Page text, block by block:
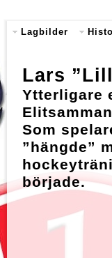
Lagbilder
Lars
Ytterligare
Som
”hängde”
började.